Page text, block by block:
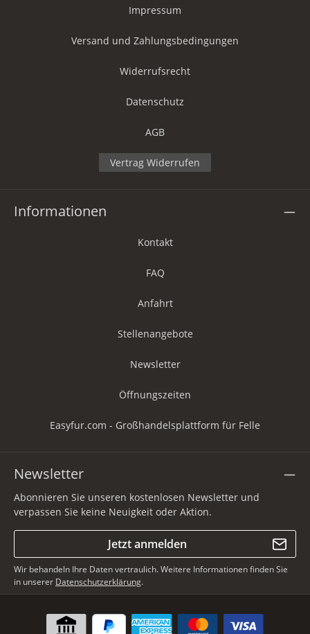
Impressum
Versand und Zahlungsbedingungen
Widerrufsrecht
Datenschutz
AGB
Vertrag Widerrufen
Informationen
Kontakt
FAQ
Anfahrt
Stellenangebote
Newsletter
Öffnungszeiten
Easyfur.com - Großhandelsplattform für Felle
Newsletter
Abonnieren Sie unseren kostenlosen Newsletter und
verpassen Sie keine Neuigkeit oder Aktion.
Jetzt anmelden
Wir behandeln Ihre Daten vertraulich. Weitere Informationen finden Sie
in unserer Datenschutzerklärung.